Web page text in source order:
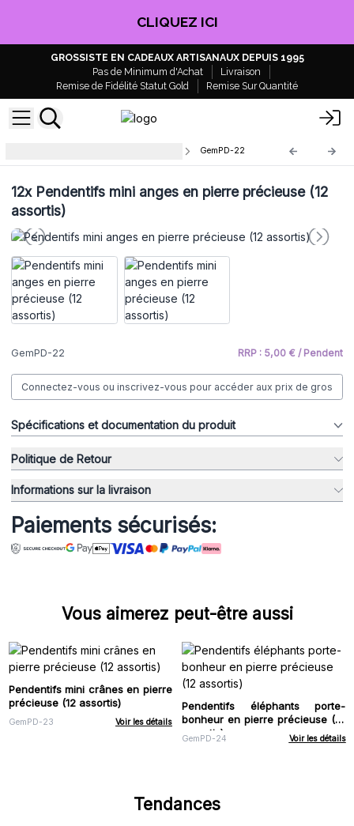
CLIQUEZ ICI
GROSSISTE EN CADEAUX ARTISANAUX DEPUIS 1995
Pas de Minimum d'Achat
Livraison
Remise de Fidélité Statut Gold
Remise Sur Quantité
GemPD-22
12xPendentifs mini anges en pierre précieuse (12
assortis)
GemPD-22 RRP : 5,00 € / Pendent
Connectez-vous ou inscrivez-vous pour accéder aux prix de gros
Spécifications et documentation du produit
Politique de Retour
Informations sur la livraison
Paiements sécurisés:
Vous aimerez peut-être aussi
Pendentifs mini crânes en pierre
précieuse (12 assortis)
GemPD-23 Voir les détails
Pendentifs éléphants porte-
bonheur en pierre précieuse (12
assortis)
GemPD-24 Voir les détails
Tendances